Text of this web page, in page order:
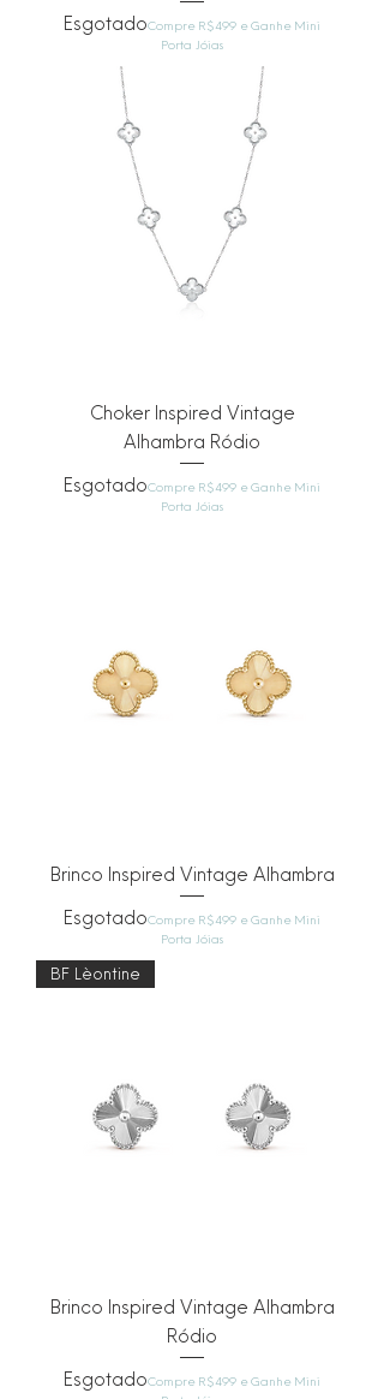
EsgotadoCompre R$499 e Ganhe Mini
Porta Jóias
Choker Inspired Vintage
Alhambra Ródio
EsgotadoCompre R$499 e Ganhe Mini
Porta Jóias
Brinco Inspired Vintage Alhambra
EsgotadoCompre R$499 e Ganhe Mini
Porta Jóias
BF Lèontine
Brinco Inspired Vintage Alhambra
Ródio
EsgotadoCompre R$499 e Ganhe Mini